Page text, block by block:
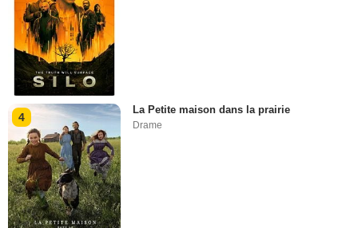
4
La Petite maison dans la prairie
Drame